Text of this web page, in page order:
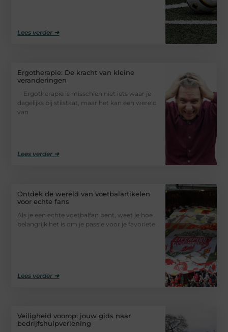
Lees verder ➜
Ergotherapie: De kracht van kleine
veranderingen
Ergotherapie is misschien niet iets waar je
dagelijks bij stilstaat, maar het kan een wereld
van
Lees verder ➜
Ontdek de wereld van voetbalartikelen
voor echte fans
Als je een echte voetbalfan bent, weet je hoe
belangrijk het is om je passie voor je favoriete
Lees verder ➜
Veiligheid voorop: jouw gids naar
bedrijfshulpverlening